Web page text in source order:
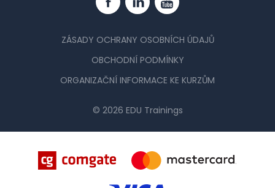
FacebookLinkedinYouTube
ZÁSADY OCHRANY OSOBNÍCH ÚDAJŮ
OBCHODNÍ PODMÍNKY
ORGANIZAČNÍ INFORMACE KE KURZŮM
© 2026 EDU Trainings